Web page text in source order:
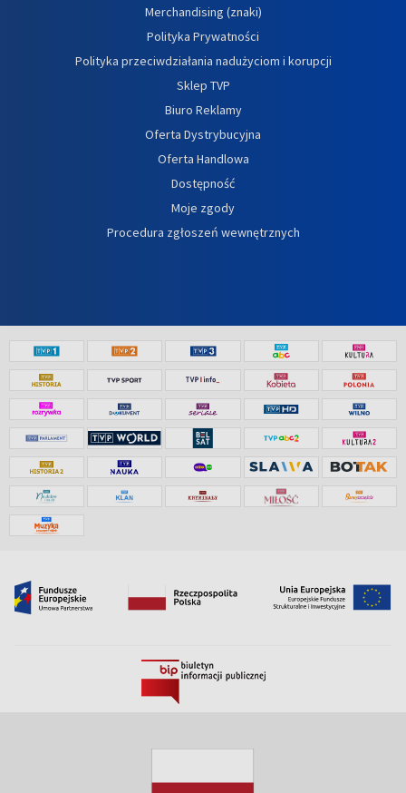
Merchandising (znaki)
Polityka Prywatności
Polityka przeciwdziałania nadużyciom i korupcji
Sklep TVP
Biuro Reklamy
Oferta Dystrybucyjna
Oferta Handlowa
Dostępność
Moje zgody
Procedura zgłoszeń wewnętrznych